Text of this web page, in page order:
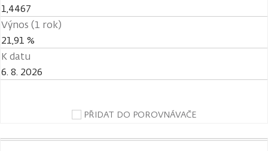
1,4467
Výnos (1 rok)
21,91 %
K datu
6. 8. 2026
PŘIDAT DO POROVNÁVAČE